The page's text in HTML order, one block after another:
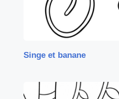
Singe et banane